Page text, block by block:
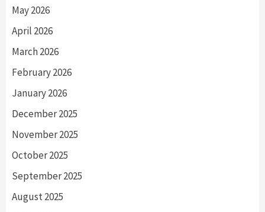
May 2026
April 2026
March 2026
February 2026
January 2026
December 2025
November 2025
October 2025
September 2025
August 2025